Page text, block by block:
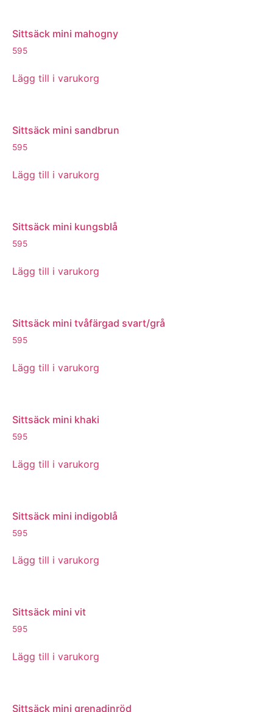
Sittsäck mini mahogny
595
Lägg till i varukorg
Sittsäck mini sandbrun
595
Lägg till i varukorg
Sittsäck mini kungsblå
595
Lägg till i varukorg
Sittsäck mini tvåfärgad svart/grå
595
Lägg till i varukorg
Sittsäck mini khaki
595
Lägg till i varukorg
Sittsäck mini indigoblå
595
Lägg till i varukorg
Sittsäck mini vit
595
Lägg till i varukorg
Sittsäck mini grenadinröd